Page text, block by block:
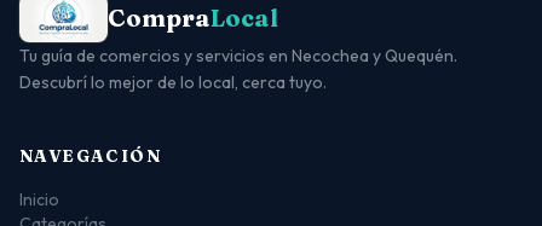
CompraLocal
Tu guía de comercios y servicios en Necochea y Quequén.
Descubrí lo mejor de lo local, cerca tuyo.
NAVEGACIÓN
Inicio